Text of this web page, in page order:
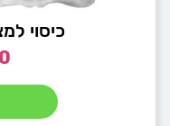
כיסוי